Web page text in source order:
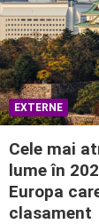
EXTERNE
Cele mai
lume în
Europa
clasament